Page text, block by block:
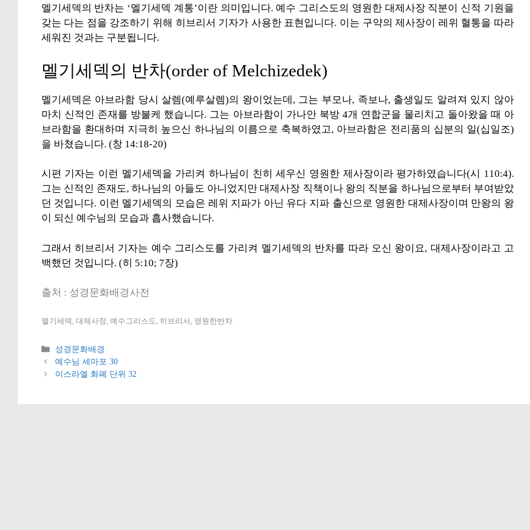
멜기세덱의 반차는 ‘멜기세덱 계통’이란 의미입니다. 예수 그리스도의 영원한 대제사장 직분이 신적 기원을
갖는 다는 점을 강조하기 위해 히브리서 기자가 사용한 표현입니다. 이는 구약의 제사장이 레위 혈통을 따라
세워진 것과는 구분됩니다.
멜기세덱의 반차(order of Melchizedek)
멜기세덱은 아브라함 당시 살렘(예루살렘)의 왕이었는데, 그는 부모나, 족보나, 출생일도 알려져 있지 않아
마치 신적인 존재를 방불케 했습니다. 그는 아브라함이 가나안 북방 4개 연합군을 물리치고 돌아왔을 때 아
브라함을 환대하며 지극히 높으신 하나님의 이름으로 축복하였고, 아브라함은 전리품의 십분의 일(십일조)
을 바쳤습니다. (창 14:18-20)
시편 기자는 이런 멜기세덱을 가리켜 하나님이 친히 세우신 영원한 제사장이라 평가하였습니다(시 110:4).
그는 신적인 존재도, 하나님의 아들도 아니었지만 대제사장 직책이나 왕의 직분을 하나님으로부터 부여받았
던 것입니다. 이런 멜기세덱의 모습은 레위 지파가 아닌 유다 지파 출신으로 영원한 대제사장이며 만왕의 왕
이 되신 예수님의 모습과 흡사했습니다.
그래서 히브리서 기자는 예수 그리스도를 가리켜 멜기세덱의 반차를 따라 오신 왕이요, 대제사장이라고 고
백했던 것입니다. (히 5:10; 7장)
출처 : 성경문화배경사전
멜기세덱, 대제사장, 예수그리스도, 히브리서, 영원한반차
카
테
고
성경문화배경
예수님 세마포 30
이스라엘 화폐 단위 32